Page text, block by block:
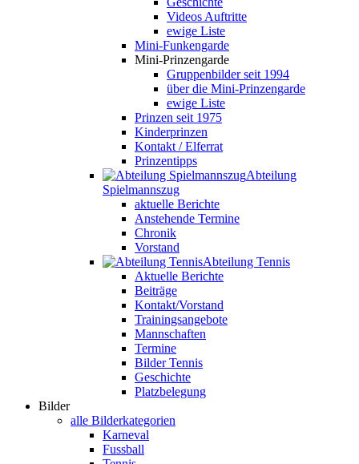
Videos Auftritte
ewige Liste
Mini-Funkengarde
Mini-Prinzengarde
Gruppenbilder seit 1994
über die Mini-Prinzengarde
ewige Liste
Prinzen seit 1975
Kinderprinzen
Kontakt / Elferrat
Prinzentipps
Abteilung
Spielmannszug
aktuelle Berichte
Anstehende Termine
Chronik
Vorstand
Abteilung Tennis
Aktuelle Berichte
Beiträge
Kontakt/Vorstand
Trainingsangebote
Mannschaften
Termine
Bilder Tennis
Geschichte
Platzbelegung
Bilder
alle Bilderkategorien
Karneval
Fussball